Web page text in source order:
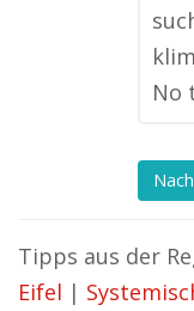
No
Tipps aus der
Eifel |